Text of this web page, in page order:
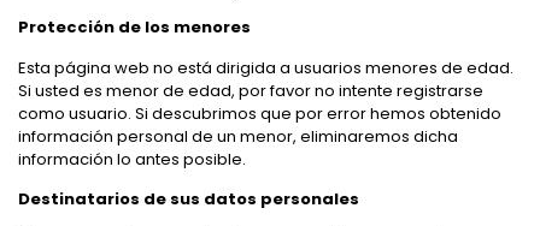
Protección de los menores
Esta página web no está dirigida a usuarios menores de edad.
Si usted es menor de edad, por favor no intente registrarse
como usuario. Si descubrimos que por error hemos obtenido
información personal de un menor, eliminaremos dicha
información lo antes posible.
Destinatarios de sus datos personales